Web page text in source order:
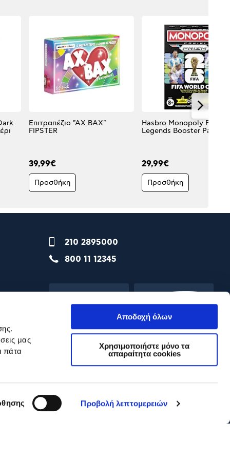
μας
πάτα
Προβολή λεπτομερειών
Αποδοχή όλων
Χρησιμοποιήστε μόνο τα
απαραίτητα cookies
Επιτραπέζιο "ΑΧ ΒΑΧ"
FIPSTER
39,99€
Προσθήκη
Hasbro Monopoly Fifa
Legends Booster Pack
29,99€
Προσθήκη
210 2895000
800 11 12345